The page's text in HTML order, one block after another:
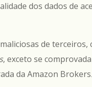
dos dados de
de terceiros,
, exceto se
da Amazon Brokers.